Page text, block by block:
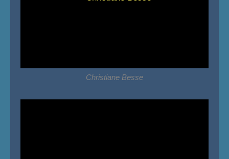
Christiane Besse